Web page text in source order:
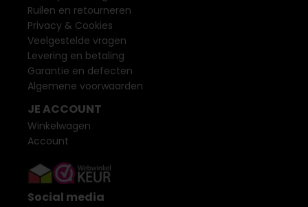
Ruilen en retourneren
Privacy & Cookies
Veelgestelde vragen
Levering en betaling
Garantie en defecten
Algemene voorwaarden
JE ACCOUNT
Winkelwagen
Account
Social media